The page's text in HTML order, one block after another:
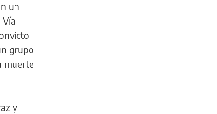
un
grupo
muerte
y